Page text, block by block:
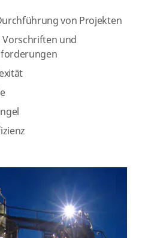
von Projekten
und